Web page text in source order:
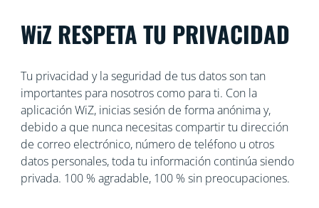
WiZ RESPETA TU PRIVACIDAD
Tu privacidad y la seguridad de tus datos son tan
importantes para nosotros como para ti. Con la
aplicación WiZ, inicias sesión de forma anónima y,
debido a que nunca necesitas compartir tu dirección
de correo electrónico, número de teléfono u otros
datos personales, toda tu información continúa siendo
privada. 100 % agradable, 100 % sin preocupaciones.